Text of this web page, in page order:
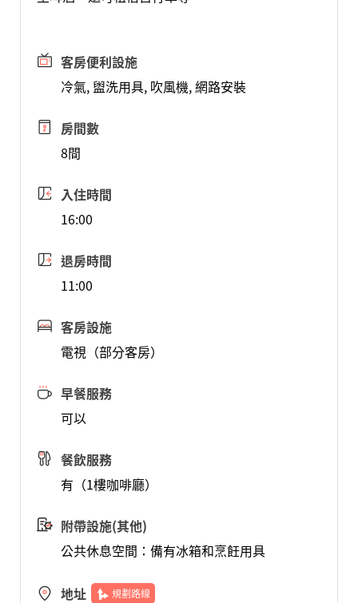
客房便利設施
冷氣, 盥洗用具, 吹風機, 網路安裝
房間數
8間
入住時間
16:00
退房時間
11:00
客房設施
電視（部分客房）
早餐服務
可以
餐飲服務
有（1樓咖啡廳）
附帶設施(其他)
公共休息空間：備有冰箱和烹飪用具
地址 規劃路線